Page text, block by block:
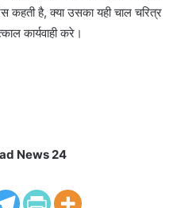
कहती है, क्या उसका यही चाल चरित्र
कार्यवाही करे।
News 24